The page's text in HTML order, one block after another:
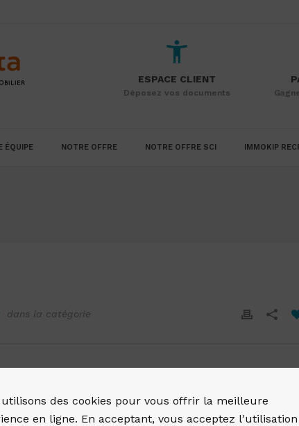
ESPACE CLIENT
Déposez vos documents
ÉQUIPE NOTRE OFFRE NOTRE OFFRE SCI IMMOKIP
dans la catégorie
utilisons des cookies pour vous offrir la meilleure
en ligne. En acceptant, vous acceptez